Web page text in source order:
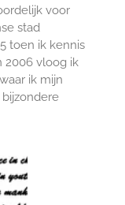
voor
stad
toen ik kennis
2006 vloog ik
ik mijn